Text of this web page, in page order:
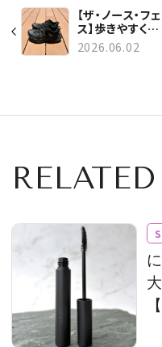
【ザ・ノース・フ
ス】歩きやすく
て“涼しいスニー
カー”が今夏の相
2026.06.02